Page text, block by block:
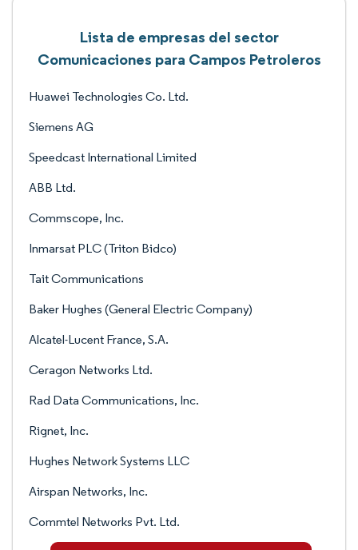
Lista de empresas del sector
Comunicaciones para Campos Petroleros
Huawei Technologies Co. Ltd.
Siemens AG
Speedcast International Limited
ABB Ltd.
Commscope, Inc.
Inmarsat PLC (Triton Bidco)
Tait Communications
Baker Hughes (General Electric Company)
Alcatel-Lucent France, S.A.
Ceragon Networks Ltd.
Rad Data Communications, Inc.
Rignet, Inc.
Hughes Network Systems LLC
Airspan Networks, Inc.
Commtel Networks Pvt. Ltd.